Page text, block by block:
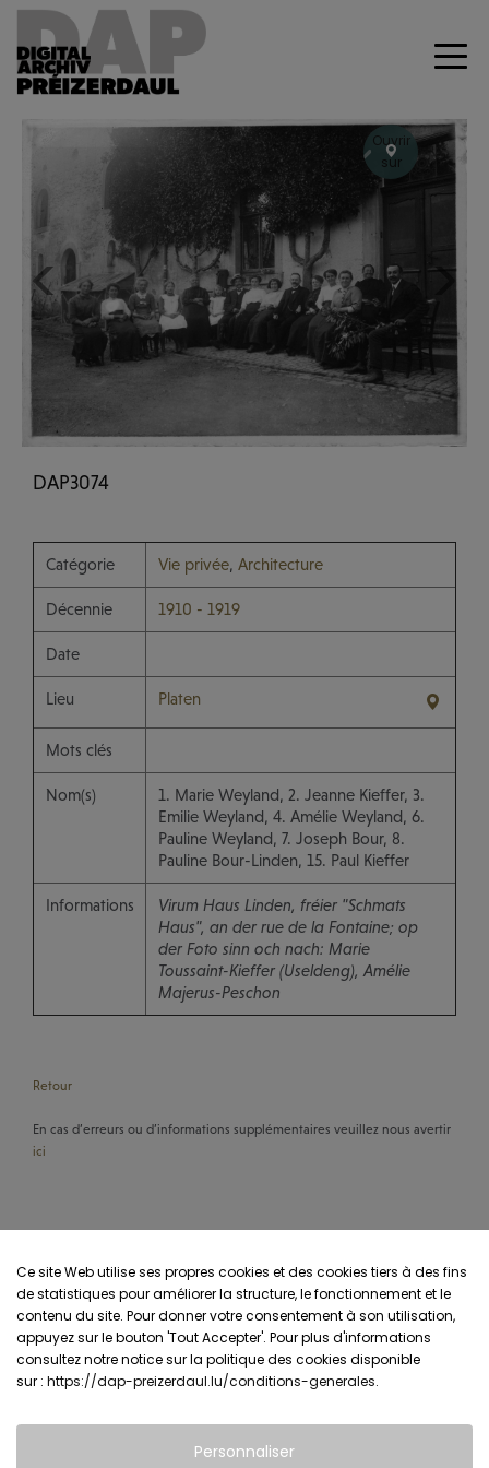
Ouvrir
sur
Geoportal
–
Previous
DAP3074
Catégorie Vie privée, Architecture
Décennie 1910 - 1919
Date
Lieu Platen
Mots clés
Nom(s)
1. Marie Weyland, 2. Jeanne Kieffer, 3.
Emilie Weyland, 4. Amélie Weyland, 6.
Pauline Weyland, 7. Joseph Bour, 8.
Pauline Bour-Linden, 15. Paul Kieffer
Informations
Virum Haus Linden, fréier "Schmats
Haus", an der rue de la Fontaine; op
der Foto sinn och nach: Marie
Toussaint-Kieffer (Useldeng), Amélie
Majerus-Peschon
Retour
En cas d’erreurs ou d’informations supplémentaires veuillez nous avertir
ici
Ce site Web utilise ses propres cookies et des cookies tiers à des fins
de statistiques pour améliorer la structure, le fonctionnement et le
contenu du site. Pour donner votre consentement à son utilisation,
appuyez sur le bouton 'Tout Accepter'. Pour plus d'informations
consultez notre notice sur la politique des cookies disponible
sur : https://dap-preizerdaul.lu/conditions-generales.
Personnaliser